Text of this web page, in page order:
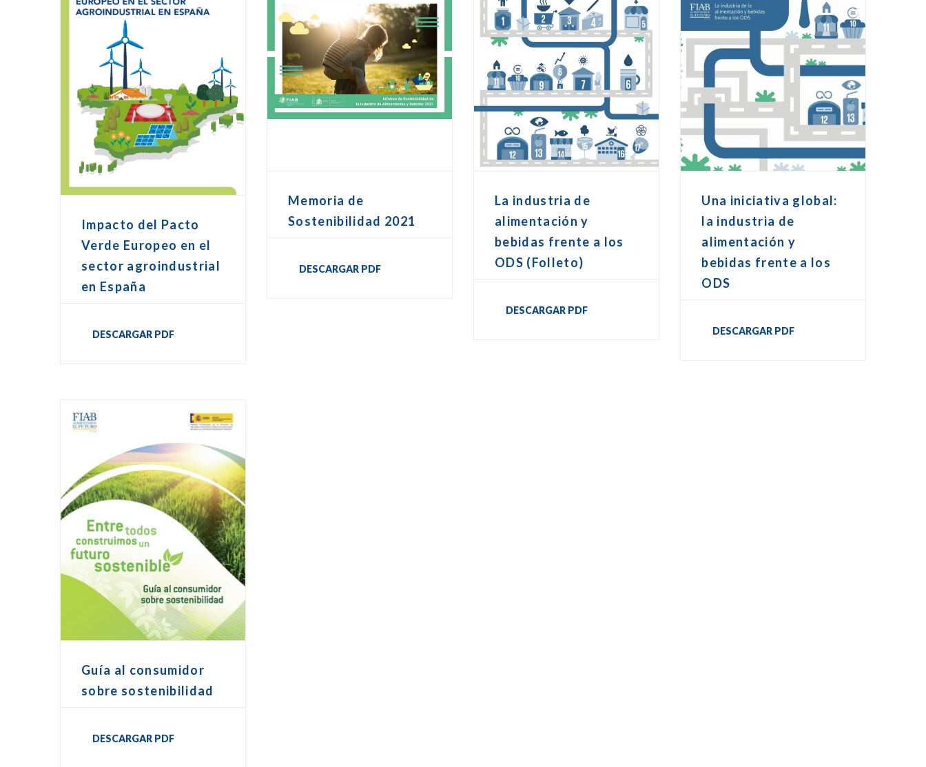
Impacto del Pacto
Verde Europeo en el
sector agroindustrial
en España
DESCARGAR PDF
Memoria de
Sostenibilidad 2021
DESCARGAR PDF
La industria de
alimentación y
bebidas frente a los
ODS (Folleto)
DESCARGAR PDF
Una iniciativa global:
la industria de
alimentación y
bebidas frente a los
ODS
DESCARGAR PDF
Guía al consumidor
sobre sostenibilidad
DESCARGAR PDF